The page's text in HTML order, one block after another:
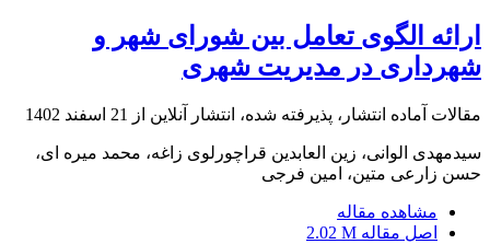
ارائه الگوی تعامل بین شورای شهر و
شهرداری در مدیریت شهری
مقالات آماده انتشار، پذیرفته شده، انتشار آنلاین از 21 اسفند 1402
سیدمهدی الوانی، زین العابدین قراچورلوی زاغه، محمد میره ای،
حسن زارعی متین، امین فرجی
مشاهده مقاله
اصل مقاله 2.02 M